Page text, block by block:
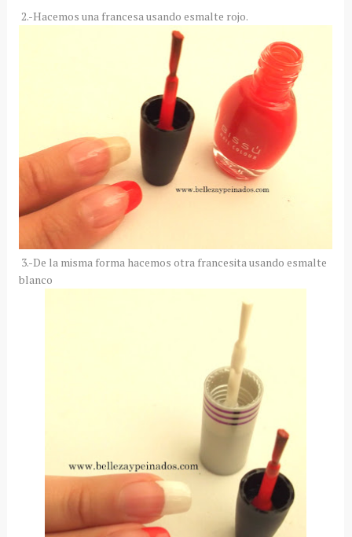
2.-Hacemos una francesa usando esmalte rojo.
3.-De la misma forma hacemos otra francesita usando esmalte
blanco